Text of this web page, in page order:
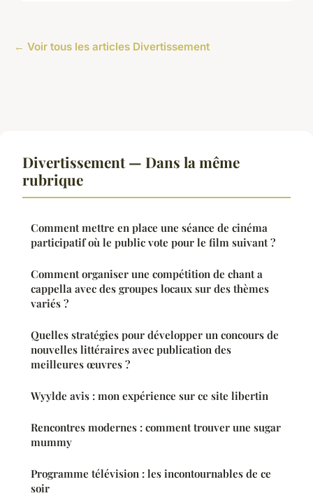
← Voir tous les articles Divertissement
Divertissement — Dans la même
rubrique
Comment mettre en place une séance de cinéma
participatif où le public vote pour le film suivant ?
Comment organiser une compétition de chant a
cappella avec des groupes locaux sur des thèmes
variés ?
Quelles stratégies pour développer un concours de
nouvelles littéraires avec publication des
meilleures œuvres ?
Wyylde avis : mon expérience sur ce site libertin
Rencontres modernes : comment trouver une sugar
mummy
Programme télévision : les incontournables de ce
soir